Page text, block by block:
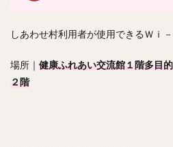
しあわせ村利用者が使用できるＷｉ
場所｜ 健康ふれあい交流館１階多目
２階